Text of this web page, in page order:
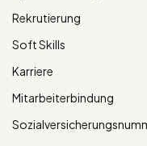
Rekrutierung
Soft Skills
Karriere
Mitarbeiterbindung